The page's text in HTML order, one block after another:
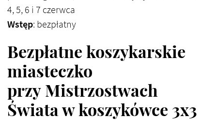
4, 5, 6 i 7 czerwca
Wstęp: bezpłatny
Bezpłatne koszykarskie
miasteczko
przy Mistrzostwach
Świata w koszykówce 3x3